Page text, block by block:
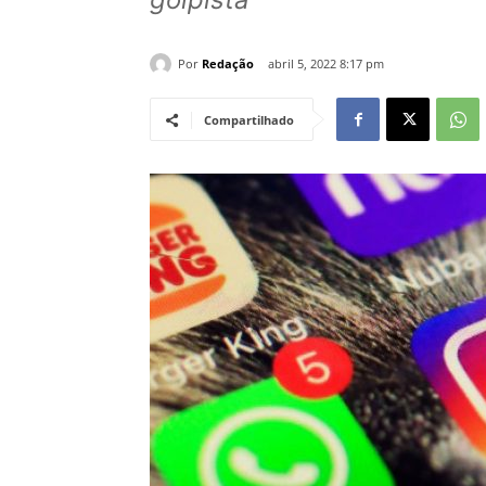
Por Redação abril 5, 2022 8:17 pm
Compartilhado